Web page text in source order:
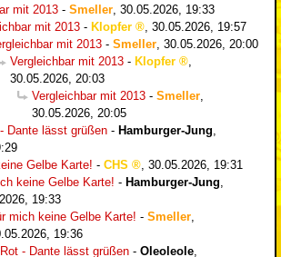
mit 2013 - Smeller 30.05.2026, 19:33
mit 2013 - Klopfer
30.05.2026, 19:57
mit 2013 - Smeller 30.05.2026, 20:00
Vergleichbar mit 2013 - Klopfer
30.05.2026, 20:03
Vergleichbar mit 2013 - Smeller
30.05.2026, 20:05
Dante lässt grüßen - Hamburger-Jung
Gelbe Karte! - CHS
30.05.2026, 19:31
keine Gelbe Karte! - Hamburger-Jung
19:33
mich keine Gelbe Karte! - Smeller
19:36
- Dante lässt grüßen - Oleoleole